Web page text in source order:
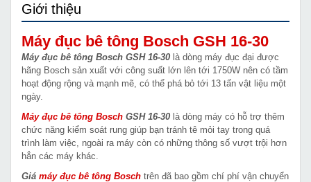
Giới thiệu
Máy đục bê tông Bosch GSH 16-30
Máy đục bê tông Bosch GSH 16-30 là dòng máy đục đại được
hãng Bosch sản xuất với công suất lớn lên tới 1750W nên có tầm
hoạt động rộng và mạnh mẽ, có thể phá bỏ tới 13 tấn vật liệu một
ngày.
Máy đục bê tông Bosch GSH 16-30 là dòng máy có hỗ trợ thêm
chức năng kiểm soát rung giúp bạn tránh tê mỏi tay trong quá
trình làm việc, ngoài ra máy còn có những thông số vượt trội hơn
hẳn các máy khác.
Giá máy đục bê tông Bosch trên đã bao gồm chí phí vận chuyển